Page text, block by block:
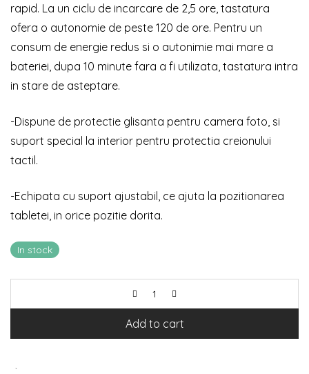
rapid. La un ciclu de incarcare de 2,5 ore, tastatura
ofera o autonomie de peste 120 de ore. Pentru un
consum de energie redus si o autonimie mai mare a
bateriei, dupa 10 minute fara a fi utilizata, tastatura intra
in stare de asteptare.
-Dispune de protectie glisanta pentru camera foto, si
suport special la interior pentru protectia creionului
tactil.
-Echipata cu suport ajustabil, ce ajuta la pozitionarea
tabletei, in orice pozitie dorita.
In stock
Add to cart